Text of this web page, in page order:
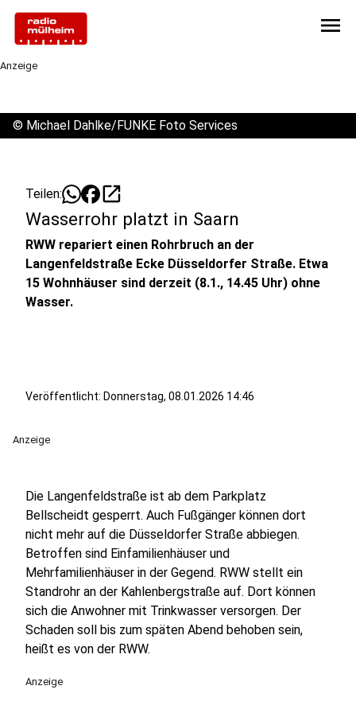
menu
Anzeige
© Michael Dahlke/FUNKE Foto Services
Teilen: open_in_new
Wasserrohr platzt in Saarn
RWW repariert einen Rohrbruch an der
Langenfeldstraße Ecke Düsseldorfer Straße. Etwa
15 Wohnhäuser sind derzeit (8.1., 14.45 Uhr) ohne
Wasser.
Veröffentlicht: Donnerstag, 08.01.2026 14:46
Anzeige
Die Langenfeldstraße ist ab dem Parkplatz
Bellscheidt gesperrt. Auch Fußgänger können dort
nicht mehr auf die Düsseldorfer Straße abbiegen.
Betroffen sind Einfamilienhäuser und
Mehrfamilienhäuser in der Gegend. RWW stellt ein
Standrohr an der Kahlenbergstraße auf. Dort können
sich die Anwohner mit Trinkwasser versorgen. Der
Schaden soll bis zum späten Abend behoben sein,
heißt es von der RWW.
Anzeige